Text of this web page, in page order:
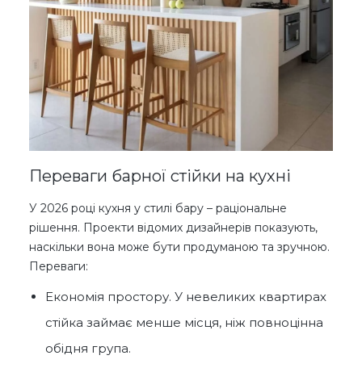
Переваги барної стійки на кухні
У 2026 році кухня у стилі бару – раціональне
рішення. Проекти відомих дизайнерів показують,
наскільки вона може бути продуманою та зручною.
Переваги:
Економія простору. У невеликих квартирах
стійка займає менше місця, ніж повноцінна
обідня група.